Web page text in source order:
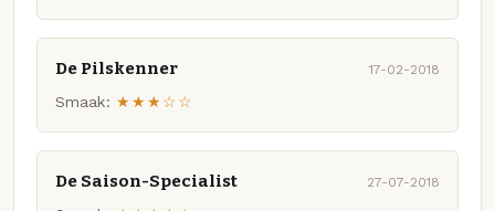
De Pilskenner 17-02-2018
Smaak: ★★★☆☆
De Saison-Specialist 27-07-2018